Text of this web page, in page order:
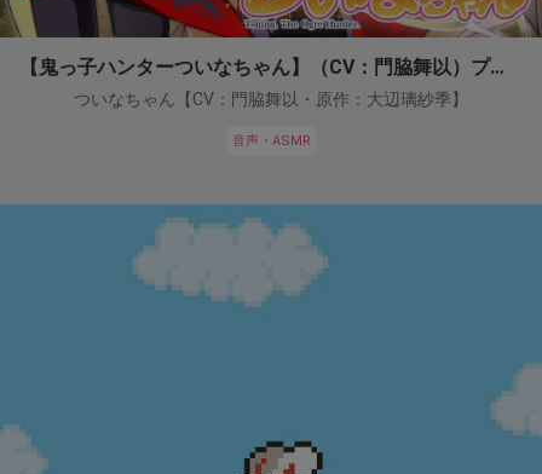
【鬼っ子ハンターついなちゃん】（CV：門脇舞以）プロジェクト！
ついなちゃん【CV：門脇舞以・原作：大辺璃紗季】
音声・ASMR